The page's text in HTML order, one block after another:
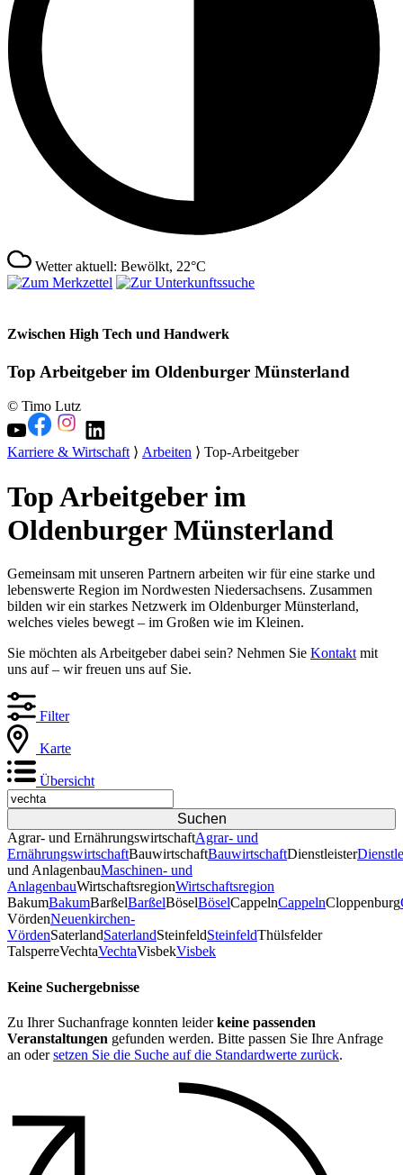
Wetter aktuell: Bewölkt, 22°C
Zwischen High Tech und Handwerk
Top Arbeitgeber im Oldenburger Münsterland
© Timo Lutz
Karriere & Wirtschaft⟩ Arbeiten ⟩ Top-Arbeitgeber
Top Arbeitgeber im
Oldenburger Münsterland
Gemeinsam mit unseren Partnern arbeiten wir für eine starke und
lebenswerte Region im Nordwesten Niedersachsens. Zusammen
bilden wir ein starkes Netzwerk im Oldenburger Münsterland,
welches vieles bewegt – im Großen wie im Kleinen.
Sie möchten als Arbeitgeber dabei sein? Nehmen Sie Kontakt mit
uns auf – wir freuen uns auf Sie.
Filter
Karte
Übersicht
Agrar- und ErnährungswirtschaftAgrar- und
ErnährungswirtschaftBauwirtschaftBauwirtschaftDienstleister
und AnlagenbauMaschinen- und
AnlagenbauWirtschaftsregionWirtschaftsregion
BakumBakumBarßelBarßelBöselBöselCappelnCappelnCloppenburg
VördenNeuenkirchen-
VördenSaterlandSaterlandSteinfeldSteinfeldThülsfelder
TalsperreVechtaVechtaVisbekVisbek
Keine Suchergebnisse
Zu Ihrer Suchanfrage konnten leiderkeine passenden
Veranstaltungen gefunden werden. Bitte passen Sie Ihre Anfrage
an odersetzen Sie die Suche auf die Standardwerte zurück.